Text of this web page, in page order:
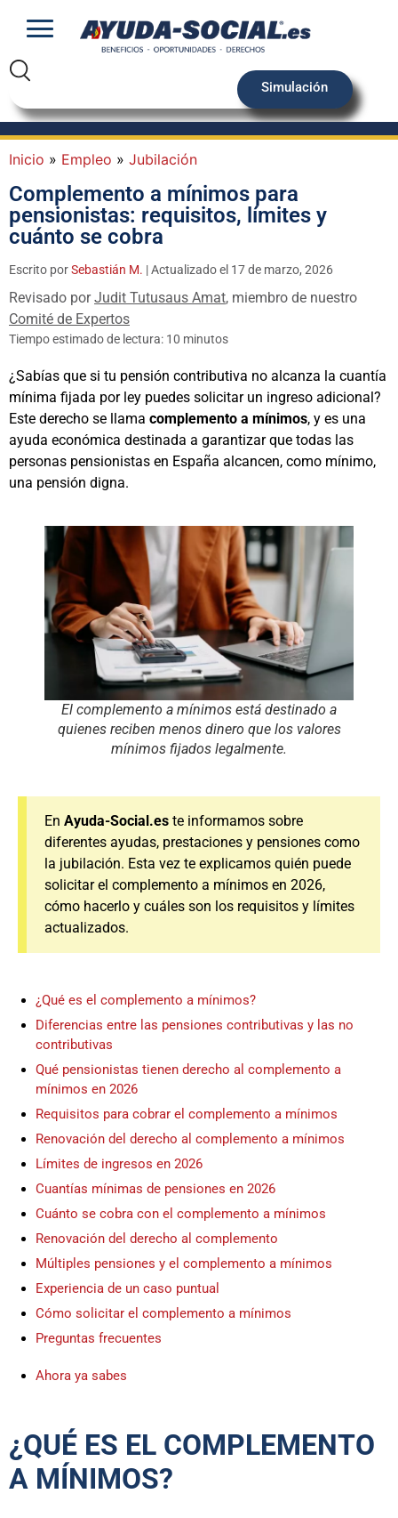
Simulación
Inicio » Empleo » Jubilación
Complemento a mínimos para
pensionistas: requisitos, límites y
cuánto se cobra
Escrito porSebastián M. | Actualizado el 17 de marzo, 2026
Revisado porJudit Tutusaus Amat, miembro de nuestro
Comité de Expertos
Tiempo estimado de lectura: 10 minutos
¿Sabías que si tu pensión contributiva no alcanza la cuantía
mínima fijada por ley puedes solicitar un ingreso adicional?
Este derecho se llama complemento a mínimos, y es una
ayuda económica destinada a garantizar que todas las
personas pensionistas en España alcancen, como mínimo,
una pensión digna.
El complemento a mínimos está destinado a
quienes reciben menos dinero que los valores
mínimos fijados legalmente.
En Ayuda-Social.es te informamos sobre
diferentes ayudas, prestaciones y pensiones como
la jubilación. Esta vez te explicamos quién puede
solicitar el complemento a mínimos en 2026,
cómo hacerlo y cuáles son los requisitos y límites
actualizados.
¿Qué es el complemento a mínimos?
Diferencias entre las pensiones contributivas y las no
contributivas
Qué pensionistas tienen derecho al complemento a
mínimos en 2026
Requisitos para cobrar el complemento a mínimos
Renovación del derecho al complemento a mínimos
Límites de ingresos en 2026
Cuantías mínimas de pensiones en 2026
Cuánto se cobra con el complemento a mínimos
Renovación del derecho al complemento
Múltiples pensiones y el complemento a mínimos
Experiencia de un caso puntual
Cómo solicitar el complemento a mínimos
Preguntas frecuentes
Ahora ya sabes
¿QUÉ ES EL COMPLEMENTO
A MÍNIMOS?